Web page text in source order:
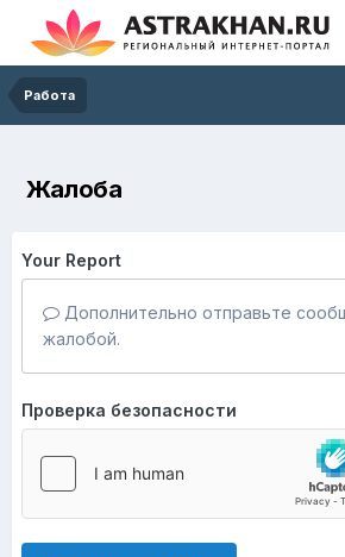
Работа
Жалоба
Your Report
Дополнительно отправьте
жалобой.
Проверка безопасности